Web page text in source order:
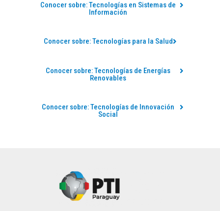
Conocer sobre: Tecnologías en Sistemas de
Información
Conocer sobre: Tecnologías para la Salud
Conocer sobre: Tecnologías de Energías
Renovables
Conocer sobre: Tecnologías de Innovación
Social